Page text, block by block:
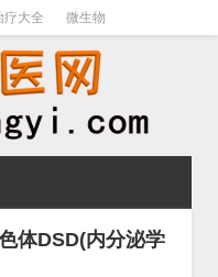
疗大全 微生物
口腔医学
体DSD(内分泌学